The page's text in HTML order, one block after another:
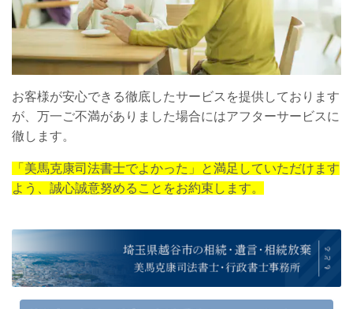
お客様が安心できる徹底したサービスを提供しております
が、万一ご不満がありました場合にはアフターサービスに
徹します。
「美馬克康司法書士でよかった」と満足していただけます
よう、誠心誠意努めることをお約束します。